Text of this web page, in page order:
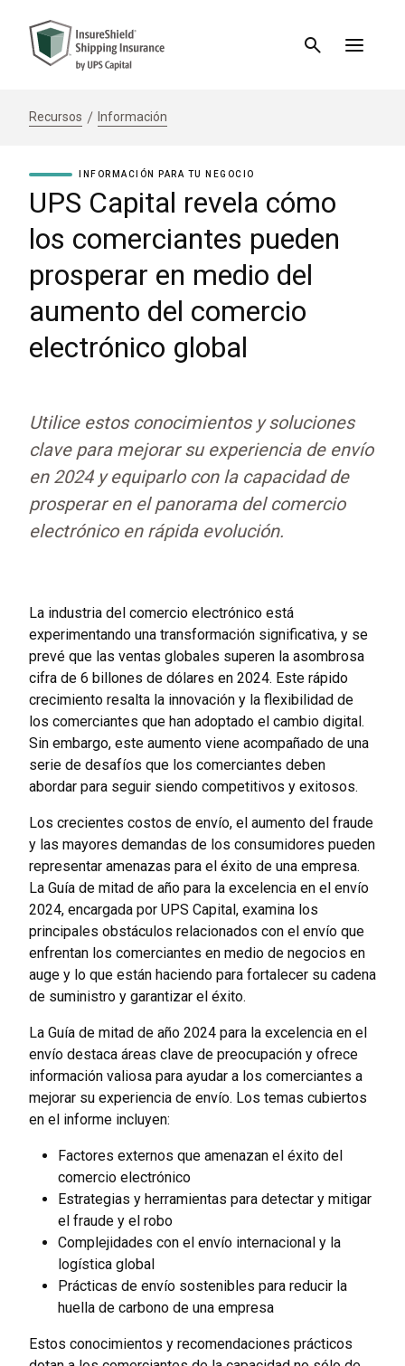
Recursos Información
INFORMACIÓN PARA TU NEGOCIO
UPS Capital revela cómo
los comerciantes pueden
prosperar en medio del
aumento del comercio
electrónico global
Utilice estos conocimientos y soluciones
clave para mejorar su experiencia de envío
en 2024 y equiparlo con la capacidad de
prosperar en el panorama del comercio
electrónico en rápida evolución.
La industria del comercio electrónico está
experimentando una transformación significativa, y se
prevé que las ventas globales superen la asombrosa
cifra de 6 billones de dólares en 2024. Este rápido
crecimiento resalta la innovación y la flexibilidad de
los comerciantes que han adoptado el cambio digital.
Sin embargo, este aumento viene acompañado de una
serie de desafíos que los comerciantes deben
abordar para seguir siendo competitivos y exitosos.
Los crecientes costos de envío, el aumento del fraude
y las mayores demandas de los consumidores pueden
representar amenazas para el éxito de una empresa.
La Guía de mitad de año para la excelencia en el envío
2024, encargada por UPS Capital, examina los
principales obstáculos relacionados con el envío que
enfrentan los comerciantes en medio de negocios en
auge y lo que están haciendo para fortalecer su cadena
de suministro y garantizar el éxito.
La Guía de mitad de año 2024 para la excelencia en el
envío destaca áreas clave de preocupación y ofrece
información valiosa para ayudar a los comerciantes a
mejorar su experiencia de envío. Los temas cubiertos
en el informe incluyen:
Factores externos que amenazan el éxito del
comercio electrónico
Estrategias y herramientas para detectar y mitigar
el fraude y el robo
Complejidades con el envío internacional y la
logística global
Prácticas de envío sostenibles para reducir la
huella de carbono de una empresa
Estos conocimientos y recomendaciones prácticos